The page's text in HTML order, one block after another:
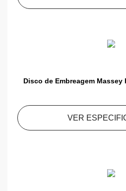
Disco de Embreagem Massey
VER